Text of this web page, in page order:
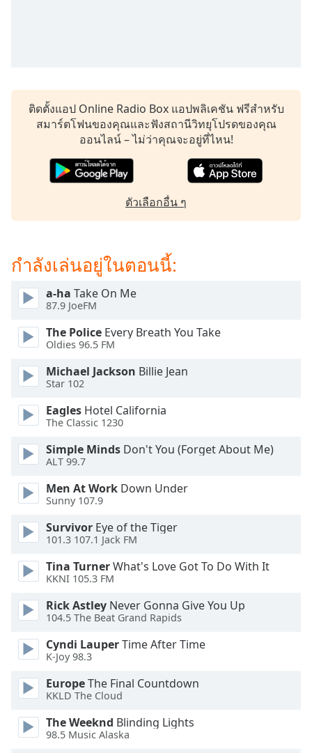
subtitles
settings,
opens
settings
dialog
selected
Track
Picture-
Picture
Fullscreen
modal
window.
dialog
window.
Escape
cancel
and
Text
Opacity
Text
Background
ติดตั้งแอป Online Radio Box แอปพลิเคชัน ฟรีสำหรับ
สมาร์ตโฟนของคุณและฟังสถานีวิทยุโปรดของคุณ
ออนไลน์ – ไม่ว่าคุณจะอยู่ที่ไหน!
ตัวเลือกอื่น ๆ
กำลังเล่นอยู่ในตอนนี้:
a-ha Take On Me
87.9 JoeFM
The Police Every Breath You Take
Oldies 96.5 FM
Michael Jackson Billie Jean
Star 102
Eagles Hotel California
The Classic 1230
Simple Minds Don't You (Forget About Me)
ALT 99.7
Men At Work Down Under
Sunny 107.9
Survivor Eye of the Tiger
101.3 107.1 Jack FM
Tina TurnerWhat's Love Got To Do With It
KKNI 105.3 FM
Rick Astley Never Gonna Give You Up
104.5 The Beat Grand Rapids
Cyndi LauperTime After Time
K-Joy 98.3
EuropeThe Final Countdown
KKLD The Cloud
The Weeknd Blinding Lights
98.5 Music Alaska